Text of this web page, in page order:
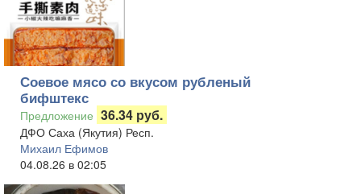
Соевое мясо со вкусом рубленый
бифштекс
Предложение 36.34 руб.
ДФО Саха (Якутия) Респ.
Михаил Ефимов
04.08.26 в 02:05